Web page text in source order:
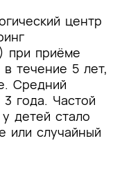
центр
при приёме
течение 5 лет,
Средний
3 года. Частой
детей стало
или случайный